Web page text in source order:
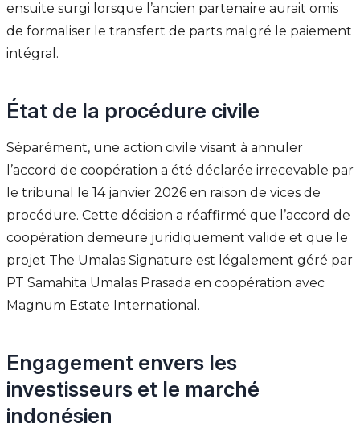
ensuite surgi lorsque l’ancien partenaire aurait omis
de formaliser le transfert de parts malgré le paiement
intégral.
État de la procédure civile
Séparément, une action civile visant à annuler
l’accord de coopération a été déclarée irrecevable par
le tribunal le 14 janvier 2026 en raison de vices de
procédure. Cette décision a réaffirmé que l’accord de
coopération demeure juridiquement valide et que le
projet The Umalas Signature est légalement géré par
PT Samahita Umalas Prasada en coopération avec
Magnum Estate International.
Engagement envers les
investisseurs et le marché
indonésien